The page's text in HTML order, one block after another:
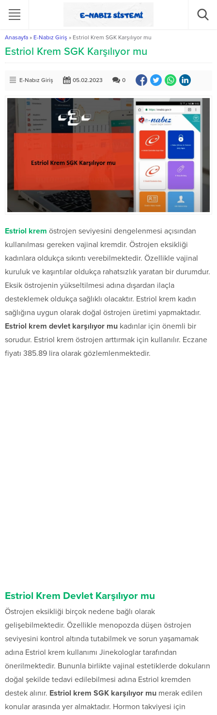
Anasayfa » E-Nabız Giriş » Estriol Krem SGK Karşılıyor mu
Estriol Krem SGK Karşılıyor mu
E-Nabız Giriş 05.02.2023 0
Estriol krem östrojen seviyesini dengelenmesi açısından
kullanılması gereken vajinal kremdir. Östrojen eksikliği
kadınlara oldukça sıkıntı verebilmektedir. Özellikle vajinal
kuruluk ve kaşıntılar oldukça rahatsızlık yaratan bir durumdur.
Eksik östrojenin yükseltilmesi adına dışardan ilaçla
desteklemek oldukça sağlıklı olacaktır. Estriol krem kadın
sağlığına uygun olarak doğal östrojen üretimi yapmaktadır.
Estriol krem devlet karşılıyor mu kadınlar için önemli bir
sorudur. Estriol krem östrojen arttırmak için kullanılır. Eczane
fiyatı 385.89 lira olarak gözlemlenmektedir.
Estriol Krem Devlet Karşılıyor mu
Östrojen eksikliği birçok nedene bağlı olarak
gelişebilmektedir. Özellikle menopozda düşen östrojen
seviyesini kontrol altında tutabilmek ve sorun yaşamamak
adına Estriol krem kullanımı Jinekologlar tarafından
önerilmektedir. Bununla birlikte vajinal estetiklerde dokuların
doğal şekilde tedavi edilebilmesi adına Estriol kremden
destek alınır. Estriol krem SGK karşılıyor mu merak edilen
konular arasında yer almaktadır. Hormon takviyesi için